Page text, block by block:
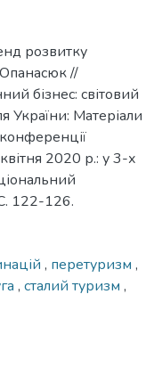
розвитку
//
бізнес: світовий
України: Матеріали
2020 р.: у 3-х
122-126.
, перетуризм ,
, сталий туризм ,